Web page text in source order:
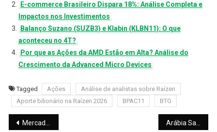
E-commerce Brasileiro Dispara 18%: Análise Completa e
Impactos nos Investimentos
Balanço Suzano (SUZB3) e Klabin (KLBN11): O que
aconteceu no 4T?
Por que as Ações da AMD Estão em Alta? Análise do
Crescimento da Advanced Micro Devices
Tagged Ações
Análise de analistas sobre Raízen
Aporte bilionário na Raízen 2026
BPAC11 BTG
Navegação
Mercado Livre (MELI34) Despenca 10% após Balanço